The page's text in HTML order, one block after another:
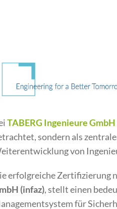
TABERG Ingenieure GmbH
sondern als
von
erfolgreiche Zertifizierung
(infaz), stellt einen
für